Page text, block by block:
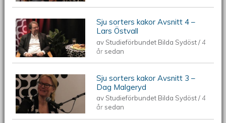
Sju sorters kakor Avsnitt 4 –
Lars Östvall
av Studieförbundet Bilda Sydöst/4
år sedan
Sju sorters kakor Avsnitt 3 –
Dag Malgeryd
av Studieförbundet Bilda Sydöst/4
år sedan